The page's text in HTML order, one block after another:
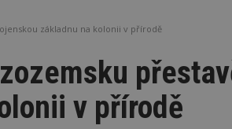
základnu na kolonii v přírodě
v přírodě